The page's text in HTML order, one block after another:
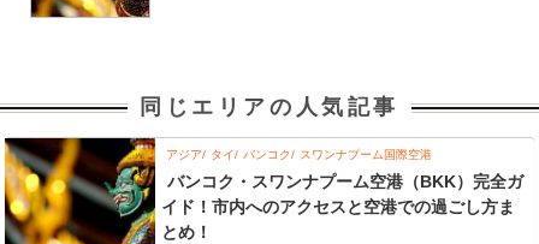
同じエリアの人気記事
アジア タイ バンコク スワンナプーム国際空港
バンコク・スワンナプーム空港（BKK）完全ガ
イド！市内へのアクセスと空港での過ごし方ま
とめ！